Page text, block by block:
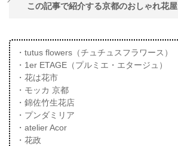
この記事で紹介する京都のおしゃれ花屋
・tutus flowers（チュチュスフラワース）
・1er ETAGE（プルミエ・エタージュ）
・花は花市
・モッカ 京都
・錦佐竹生花店
・プンダミリア
・atelier Acor
・花政